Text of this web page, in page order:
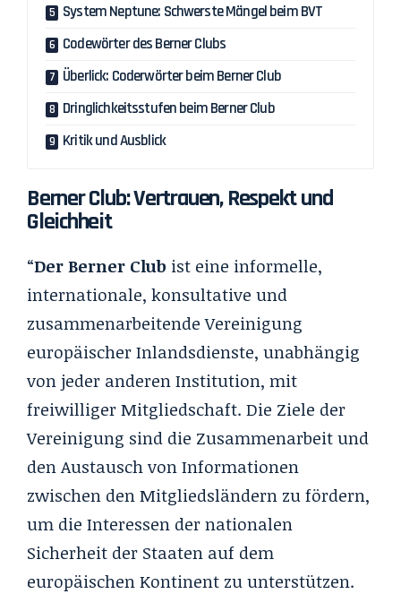
System Neptune: Schwerste Mängel beim BVT
Codewörter des Berner Clubs
Überlick: Coderwörter beim Berner Club
Dringlichkeitsstufen beim Berner Club
Kritik und Ausblick
Berner Club: Vertrauen, Respekt und
Gleichheit
“Der Berner Club ist eine informelle,
internationale, konsultative und
zusammenarbeitende Vereinigung
europäischer Inlandsdienste, unabhängig
von jeder anderen Institution, mit
freiwilliger Mitgliedschaft. Die Ziele der
Vereinigung sind die Zusammenarbeit und
den Austausch von Informationen
zwischen den Mitgliedsländern zu fördern,
um die Interessen der nationalen
Sicherheit der Staaten auf dem
europäischen Kontinent zu unterstützen.